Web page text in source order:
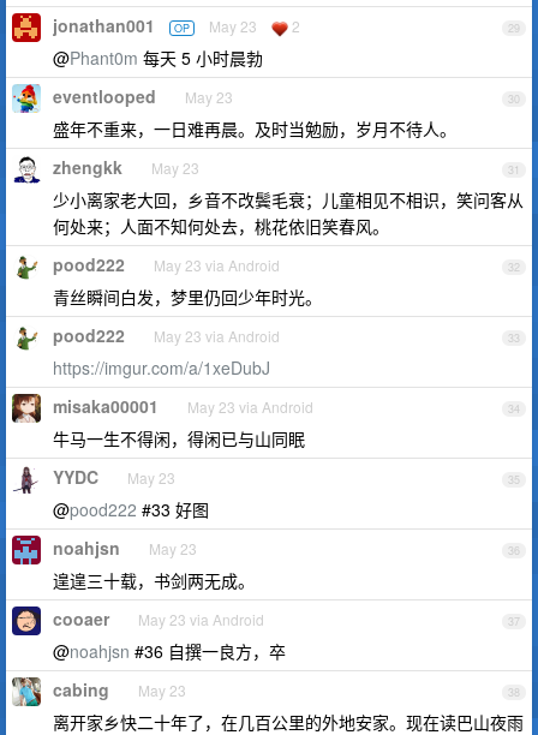
29
jonathan001 OP May 23 2
@Phant0m 每天 5 小时晨勃
30
eventlooped May 23
盛年不重来，一日难再晨。及时当勉励，岁月不待人。
31
zhengkk May 23
少小离家老大回，乡音不改鬓毛衰；儿童相见不相识，笑问客从
何处来；人面不知何处去，桃花依旧笑春风。
32
pood222 May 23 via Android
青丝瞬间白发，梦里仍回少年时光。
33
pood222 May 23 via Android
https://imgur.com/a/1xeDubJ
34
misaka00001 May 23 via Android
牛马一生不得闲，得闲已与山同眠
35
YYDC May 23
@pood222 #33 好图
36
noahjsn May 23
遑遑三十载，书剑两无成。
37
cooaer May 23 via Android
@noahjsn #36 自撰一良方，卒
38
cabing May 23
离开家乡快二十年了，在几百公里的外地安家。现在读巴山夜雨